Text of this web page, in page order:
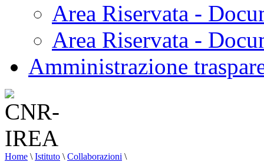
Area Riservata -
Area Riservata -
Amministrazione
Home \ Istituto \ Collaborazioni \